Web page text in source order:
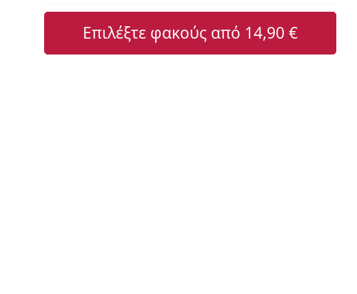
Επιλέξτε φακούς από 14,90 €